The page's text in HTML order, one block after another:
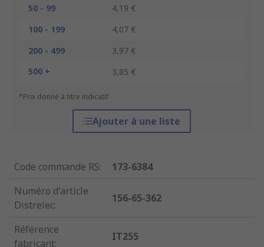
50 - 99
4,19 €
100 - 199
4,07 €
200 - 499
3,97 €
500 +
3,85 €
*Prix donné à titre indicatif
Ajouter à une liste
Code commande RS:
173-6384
Numéro d'article
Distrelec:
156-65-362
Référence
fabricant:
IT255